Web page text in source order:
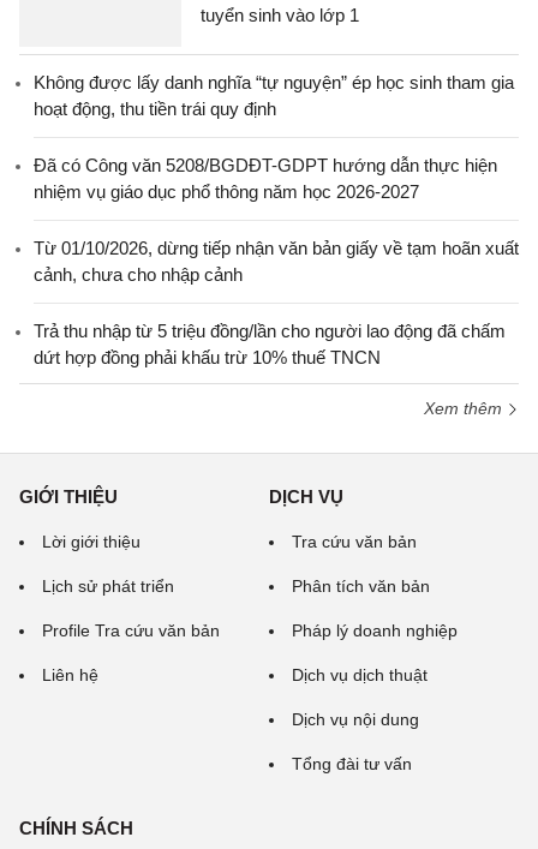
tuyển sinh vào lớp 1
Không được lấy danh nghĩa “tự nguyện” ép học sinh tham gia
hoạt động, thu tiền trái quy định
Đã có Công văn 5208/BGDĐT-GDPT hướng dẫn thực hiện
nhiệm vụ giáo dục phổ thông năm học 2026-2027
Từ 01/10/2026, dừng tiếp nhận văn bản giấy về tạm hoãn xuất
cảnh, chưa cho nhập cảnh
Trả thu nhập từ 5 triệu đồng/lần cho người lao động đã chấm
dứt hợp đồng phải khấu trừ 10% thuế TNCN
Xem thêm
GIỚI THIỆU
Lời giới thiệu
Lịch sử phát triển
Profile Tra cứu văn bản
Liên hệ
DỊCH VỤ
Tra cứu văn bản
Phân tích văn bản
Pháp lý doanh nghiệp
Dịch vụ dịch thuật
Dịch vụ nội dung
Tổng đài tư vấn
CHÍNH SÁCH